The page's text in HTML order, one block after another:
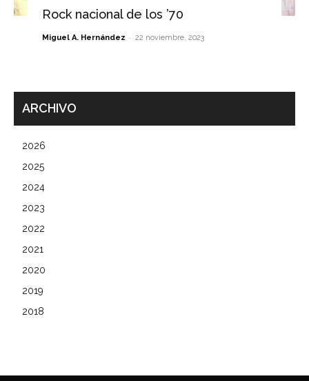
Rock nacional de los ’70
Miguel A. Hernández - 22 noviembre, 2023
ARCHIVO
2026
2025
2024
2023
2022
2021
2020
2019
2018